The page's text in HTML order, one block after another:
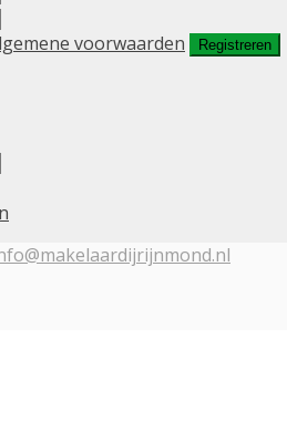
voorwaarden Registreren